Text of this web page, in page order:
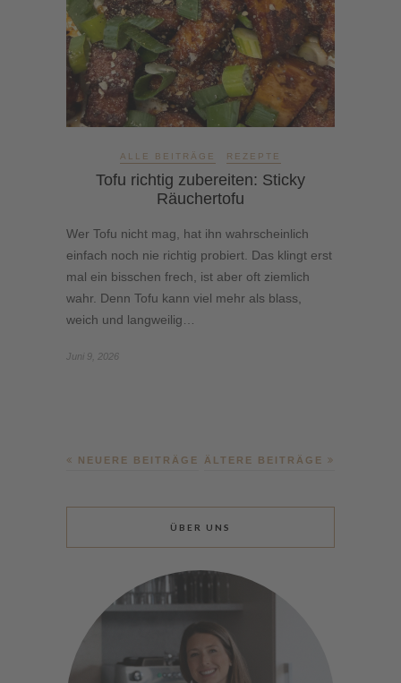
ALLE BEITRÄGE REZEPTE
Tofu richtig zubereiten: Sticky
Räuchertofu
Wer Tofu nicht mag, hat ihn wahrscheinlich
einfach noch nie richtig probiert. Das klingt erst
mal ein bisschen frech, ist aber oft ziemlich
wahr. Denn Tofu kann viel mehr als blass,
weich und langweilig…
Juni 9, 2026
ÄLTERE BEITRÄGE
NEUERE BEITRÄGE
ÜBER UNS